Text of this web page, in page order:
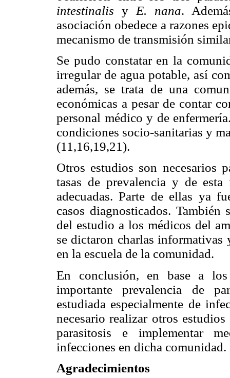
intestinalis y E. nana.
asociación obedece a razones
mecanismo de transmisión
Se pudo constatar en la
irregular de agua potable, así
además, se trata de una
económicas a pesar de contar
personal médico y de
condiciones socio-sanitarias y
(11,16,19,21).
Otros estudios son necesarios
tasas de prevalencia y de
adecuadas. Parte de ellas ya
casos diagnosticados.
del estudio a los médicos del
se dictaron charlas informativas
en la escuela de la comunidad.
En conclusión, en base a
importante prevalencia de
estudiada especialmente de
necesario realizar otros
parasitosis e implementar
infecciones en dicha comunidad.
Agradecimientos